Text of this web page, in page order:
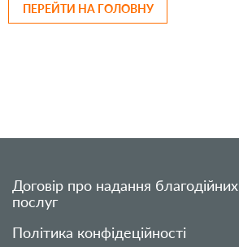
ПЕРЕЙТИ НА ГОЛОВНУ
Договір про надання благодійних
послуг
Політика конфідеційності